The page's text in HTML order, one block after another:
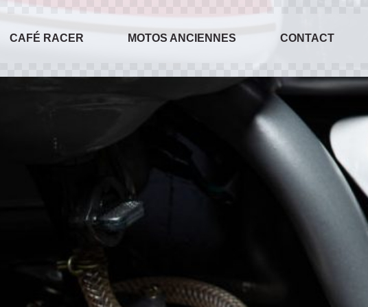
CAFÉ RACER MOTOS ANCIENNES CONTACT